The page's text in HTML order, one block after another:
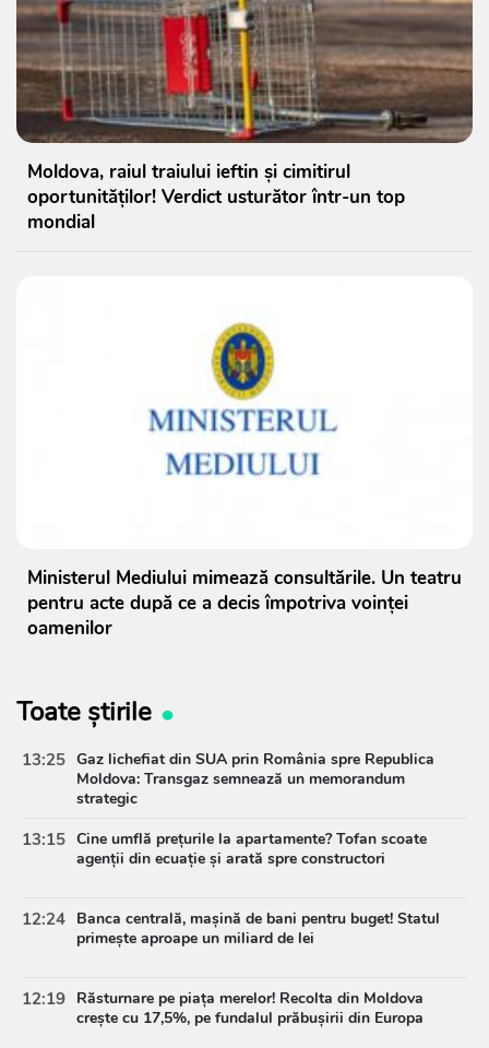
Moldova, raiul traiului ieftin și cimitirul
oportunităților! Verdict usturător într-un top
mondial
Ministerul Mediului mimează consultările. Un teatru
pentru acte după ce a decis împotriva voinței
oamenilor
Toate știrile
13:25 Gaz lichefiat din SUA prin România spre Republica
Moldova: Transgaz semnează un memorandum
strategic
13:15 Cine umflă prețurile la apartamente? Tofan scoate
agenții din ecuație și arată spre constructori
12:24 Banca centrală, mașină de bani pentru buget! Statul
primește aproape un miliard de lei
12:19 Răsturnare pe piața merelor! Recolta din Moldova
crește cu 17,5%, pe fundalul prăbușirii din Europa